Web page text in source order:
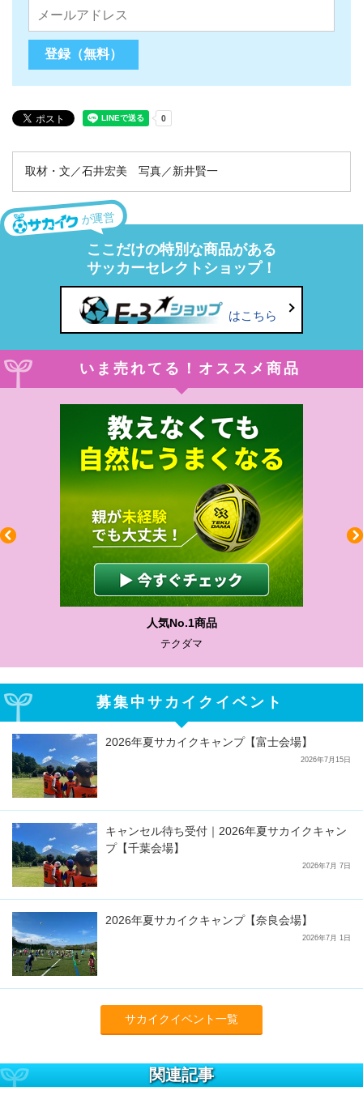
取材・文／石井宏美 写真／新井賢一
が運営
ここだけの特別な商品がある
サッカーセレクトショップ！
はこちら
いま売れてる！オススメ商品
わかりやすい質問に沿って書ける
サカイクサッカーノート
募集中サカイクイベント
2026年夏サカイクキャンプ【富士会場】
2026年7月15日
キャンセル待ち受付｜2026年夏サカイクキャン
プ【千葉会場】
2026年7月 7日
2026年夏サカイクキャンプ【奈良会場】
2026年7月 1日
サカイクイベント一覧
関連記事